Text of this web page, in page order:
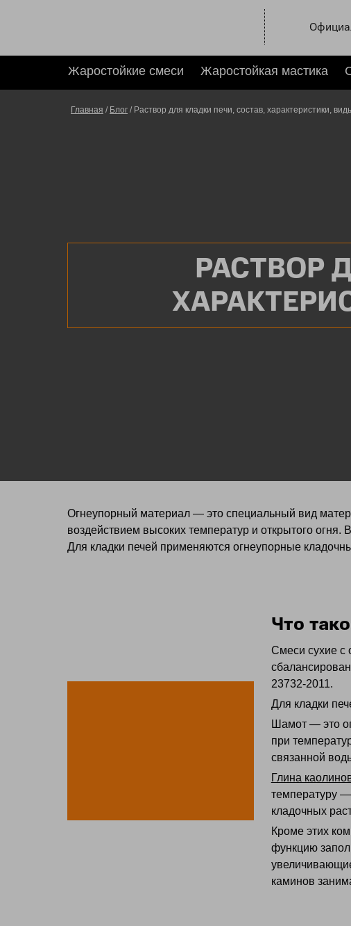
Жаростойкие смеси Жаростойкая мастика
РАСТВОР
Главная / Блог / Раствор для кладки печи, состав, характеристики,
Огнеупорный материал — это специальный вид
воздействием высоких температур и открытого огня.
Для кладки печей применяются огнеупорные
Что
Смеси сухие с
23732-2011.
Для кладки
Шамот — это
при
связанной
Глина
температуру
кладочных
Кроме этих
функцию
каминов